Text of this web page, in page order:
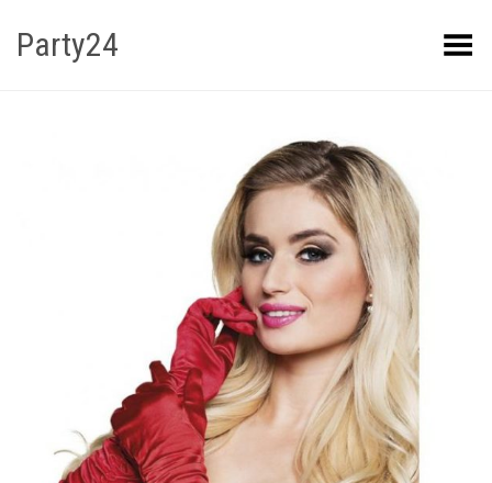
Party24 Kuva menüü